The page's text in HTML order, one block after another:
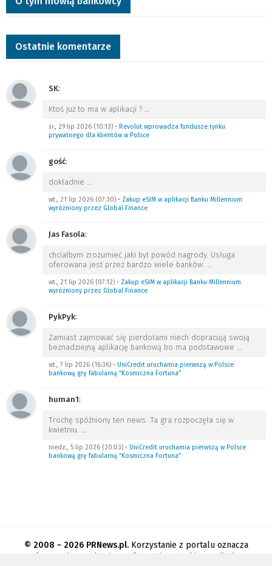
Ostatnie komentarze
SK:
Ktoś już to ma w aplikacji ? …
śr., 29 lip 2026 (10:13) • Revolut wprowadza fundusze rynku
prywatnego dla klientów w Polsce
gość:
dokładnie …
wt., 21 lip 2026 (07:30) • Zakup eSIM w aplikacji Banku Millennium
wyróżniony przez Global Finance
Jas Fasola:
chciałbym zrozumieć jaki był powód nagrody. Usługa
oferowana jest przez bardzo wiele banków. …
wt., 21 lip 2026 (07:12) • Zakup eSIM w aplikacji Banku Millennium
wyróżniony przez Global Finance
PykPyk:
Zamiast zajmować się pierdołami niech dopracują swoją
beznadziejną aplikację bankową bo ma podstawowe …
wt., 7 lip 2026 (16:36) • UniCredit uruchamia pierwszą w Polsce
bankową grę fabularną “Kosmiczna Fortuna”
human1:
Trochę spóźniony ten news. Ta gra rozpoczęła się w
kwietniu. …
niedz., 5 lip 2026 (20:03) • UniCredit uruchamia pierwszą w Polsce
bankową grę fabularną “Kosmiczna Fortuna”
© 2008 − 2026 PRNews.pl.Korzystanie z portalu oznacza
akceptację
regulaminu Informacja o cookies
Polityka